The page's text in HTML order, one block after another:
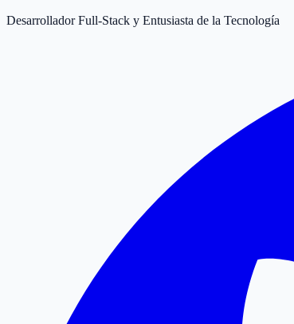
Desarrollador Full-Stack y Entusiasta de la Tecnología